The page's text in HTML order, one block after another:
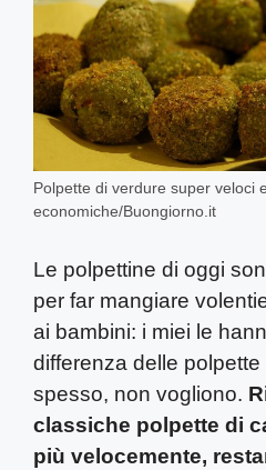
Polpette di verdure super veloci
economiche/Buongiorno.it
Le polpettine di oggi
per far mangiare
ai bambini: i miei le
differenza delle
spesso, non vogliono.
classiche polpette di
più velocemente,